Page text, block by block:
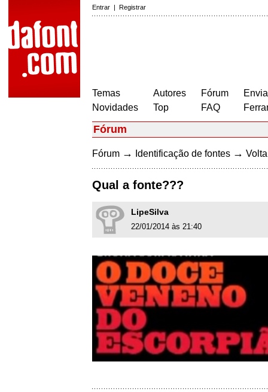
Entrar | Registrar
Temas
Novidades
Autores
Top
Fórum
FAQ
Fórum
Fórum → Identificação de fontes →
Qual a fonte???
LipeSilva
22/01/2014 às 21:40